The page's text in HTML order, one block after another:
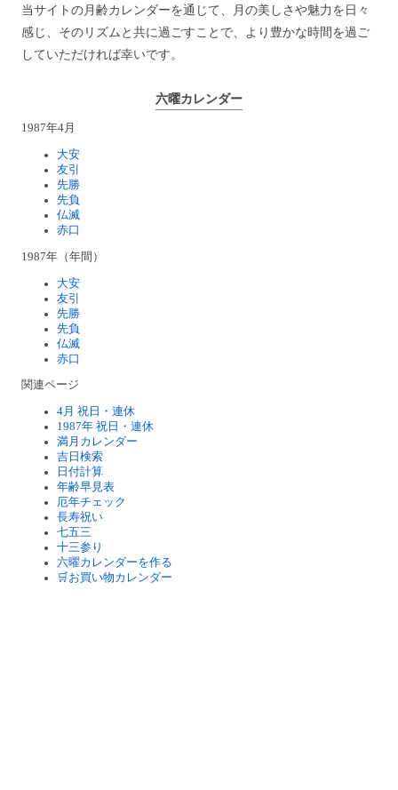
当サイトの月齢カレンダーを通じて、月の美しさや魅力を日々
感じ、そのリズムと共に過ごすことで、より豊かな時間を過ご
していただければ幸いです。
六曜カレンダー
1987年4月
大安
友引
先勝
先負
仏滅
赤口
1987年（年間）
大安
友引
先勝
先負
仏滅
赤口
関連ページ
4月 祝日・連休
1987年 祝日・連休
満月カレンダー
吉日検索
日付計算
年齢早見表
厄年チェック
長寿祝い
七五三
十三参り
六曜カレンダーを作る
🛒お買い物カレンダー